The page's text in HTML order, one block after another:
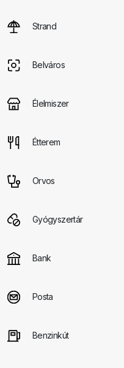
Strand
Belváros
Élelmiszer
Étterem
Orvos
Gyógyszertár
Bank
Posta
Benzinkút